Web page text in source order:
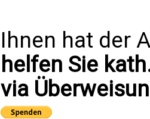
Ihnen hat der
helfen Sie
via